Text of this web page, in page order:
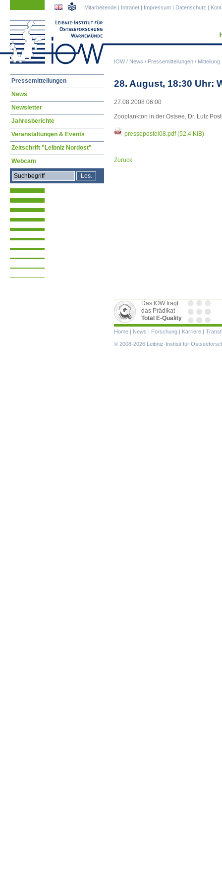
IOW/ News / Pressemitteilungen / Mitteilung
Mitarbeitende | Intranet | Impressum | Datenschutz |
28. August, 18:30 Uhr:
27.08.2008 06:00
Zooplankton in der Ostsee, Dr. Lutz
pressepostel08.pdf(52,4 KiB)
Zurück
Navigation
Pressemitteilungen
News
Newsletter
Jahresberichte
Veranstaltungen & Events
Zeitschrift "Leibniz Nordost"
Webcam
Das IOW trägt
das Prädikat
Total E-Quality
Navigation
überspringen
Home | News | Forschung | Karriere |
© 2008-2026 Leibniz-Institut für